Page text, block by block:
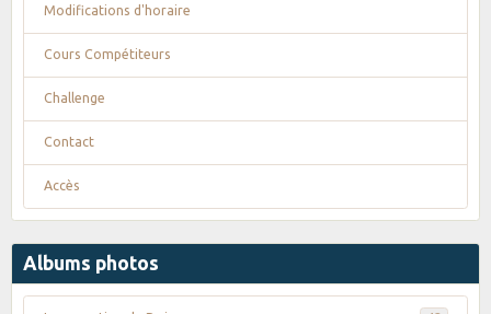
Modifications d'horaire
Cours Compétiteurs
Challenge
Contact
Accès
Albums photos